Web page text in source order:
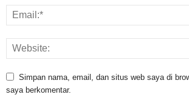
Simpan nama, email, dan situs web saya di
saya berkomentar.